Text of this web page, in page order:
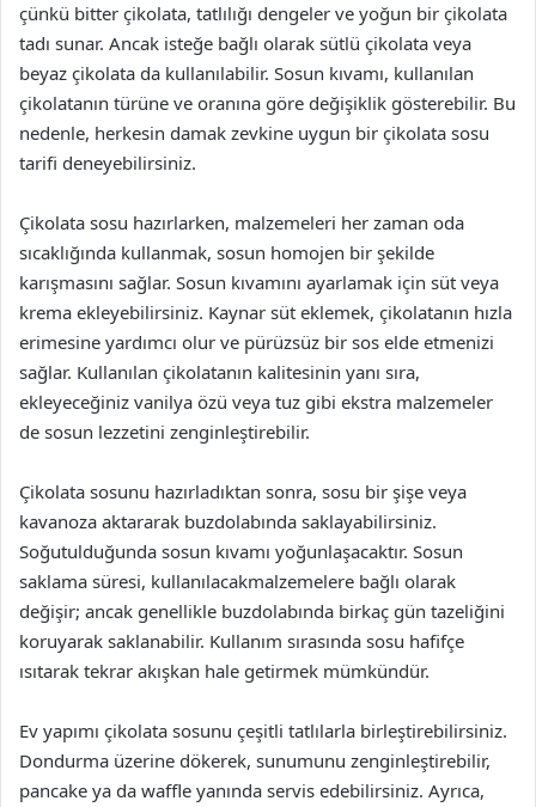
çünkü bitter çikolata, tatlılığı dengeler ve yoğun bir çikolata
tadı sunar. Ancak isteğe bağlı olarak sütlü çikolata veya
beyaz çikolata da kullanılabilir. Sosun kıvamı, kullanılan
çikolatanın türüne ve oranına göre değişiklik gösterebilir. Bu
nedenle, herkesin damak zevkine uygun bir çikolata sosu
tarifi deneyebilirsiniz.
Çikolata sosu hazırlarken, malzemeleri her zaman oda
sıcaklığında kullanmak, sosun homojen bir şekilde
karışmasını sağlar. Sosun kıvamını ayarlamak için süt veya
krema ekleyebilirsiniz. Kaynar süt eklemek, çikolatanın hızla
erimesine yardımcı olur ve pürüzsüz bir sos elde etmenizi
sağlar. Kullanılan çikolatanın kalitesinin yanı sıra,
ekleyeceğiniz vanilya özü veya tuz gibi ekstra malzemeler
de sosun lezzetini zenginleştirebilir.
Çikolata sosunu hazırladıktan sonra, sosu bir şişe veya
kavanoza aktararak buzdolabında saklayabilirsiniz.
Soğutulduğunda sosun kıvamı yoğunlaşacaktır. Sosun
saklama süresi, kullanılacakmalzemelere bağlı olarak
değişir; ancak genellikle buzdolabında birkaç gün tazeliğini
koruyarak saklanabilir. Kullanım sırasında sosu hafifçe
ısıtarak tekrar akışkan hale getirmek mümkündür.
Ev yapımı çikolata sosunu çeşitli tatlılarla birleştirebilirsiniz.
Dondurma üzerine dökerek, sunumunu zenginleştirebilir,
pancake ya da waffle yanında servis edebilirsiniz. Ayrıca,